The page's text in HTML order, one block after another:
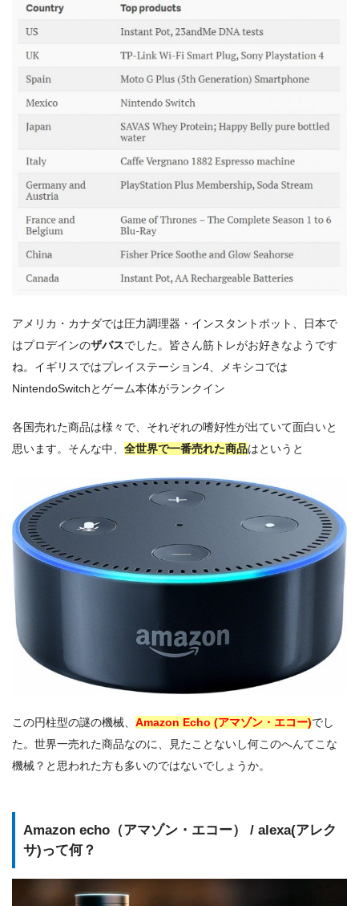
アメリカ・カナダでは圧力調理器・インスタントポット、日本で
はプロデインのザバスでした。皆さん筋トレがお好きなようです
ね。イギリスではプレイステーション4、メキシコでは
NintendoSwitchとゲーム本体がランクイン
各国売れた商品は様々で、それぞれの嗜好性が出ていて面白いと
思います。そんな中、 全世界で一番売れた商品はというと
この円柱型の謎の機械、 Amazon Echo (アマゾン・エコー)でし
た。世界一売れた商品なのに、見たことないし何このへんてこな
機械？と思われた方も多いのではないでしょうか。
Amazon echo（アマゾン・エコー） / alexa(アレク
サ)って何？